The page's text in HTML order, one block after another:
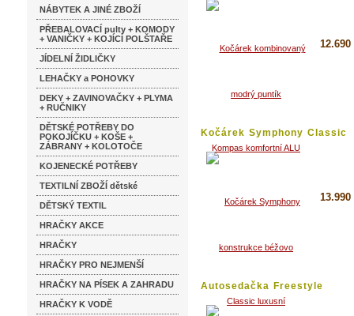
NÁBYTEK A JINÉ ZBOŽÍ
PŘEBALOVACÍ pulty + KOMODY
+ VANIČKY + KOJÍCÍ POLŠTAŘE
JÍDELNÍ ŽIDLIČKY
LEHAČKY a POHOVKY
DEKY + ZAVINOVAČKY + PLYMA
+ RUČNIKY
DĚTSKÉ POTŘEBY DO
POKOJÍČKU + KOŠE +
ZÁBRANY + KOLOTOČE
KOJENECKÉ POTŘEBY
TEXTILNÍ ZBOŽÍ dětské
DĚTSKÝ TEXTIL
HRAČKY AKCE
HRAČKY
HRAČKY PRO NEJMENŠÍ
HRAČKY NA PÍSEK A ZAHRADU
HRAČKY K VODĚ
12.690
Kočárek Symphony Classic
luxusní...
13.990
Autosedačka Freestyle